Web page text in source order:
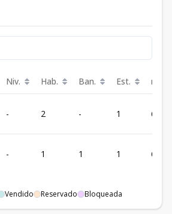
Niv. Hab. Ban. Est. m²
- 2 - 1 60.01
- 1 1 1 60.01
Vendido Reservado Bloqueada